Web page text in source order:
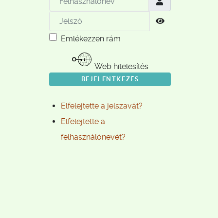
Jelszó
Emlékezzen rám
Web hitelesítés
BEJELENTKEZÉS
Elfelejtette a jelszavát?
Elfelejtette a
felhasználónevét?